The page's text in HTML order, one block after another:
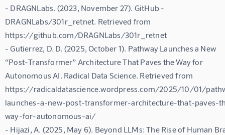
- DRAGNLabs. (2023, November 27). GitHub -
DRAGNLabs/301r_retnet. Retrieved from
https://github.com/DRAGNLabs/301r_retnet
- Gutierrez, D. D. (2025, October 1). Pathway Launches a New
“Post-Transformer” Architecture That Paves the Way for
Autonomous AI. Radical Data Science. Retrieved from
https://radicaldatascience.wordpress.com/2025/10/01/
launches-a-new-post-transformer-architecture-that-paves-
way-for-autonomous-ai/
- Hijazi, A. (2025, May 6). Beyond LLMs: The Rise of Human